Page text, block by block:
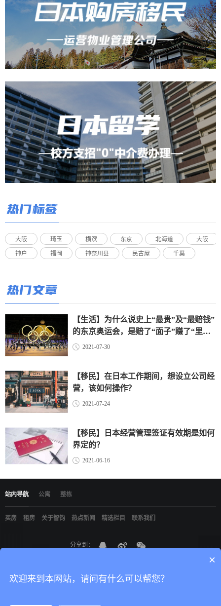
热门标签
大阪 琦玉 横滨 东京 北海道 大阪
神户 福岡 神奈川县 民古屋 千葉
热门文章
【生活】为什么说史上“最贵”及“最赔钱”
的东京奥运会，是赔了“面子”赚了“里
子”？（上）
2021-07-30
【移民】在日本工作期间，想设立公司经
营，该如何操作？
2021-07-24
【移民】日本经营管理签证有效期是如何
界定的？
2021-06-16
站内导航 公寓 整栋
买房 租房 关于智钧 热点新闻 精选栏目 联系我们
分享到：
中国
×
欢迎来到本网站，请问有什么可以帮您？